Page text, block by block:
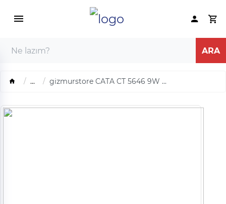
... gizmurstore CATA CT 5646 9W ...